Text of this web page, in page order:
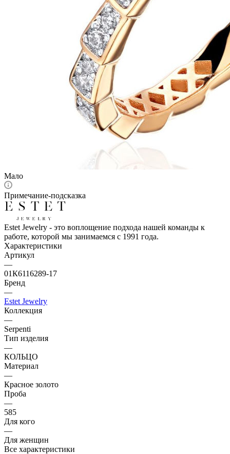
Мало
Примечание-подсказка
Estet Jewelry - это воплощение подхода нашей команды к
работе, которой мы занимаемся с 1991 года.
Характеристики
Артикул
—
01К6116289-17
Бренд
—
Estet Jewelry
Коллекция
—
Serpenti
Тип изделия
—
КОЛЬЦО
Материал
—
Красное золото
Проба
—
585
Для кого
—
Для женщин
Все характеристики